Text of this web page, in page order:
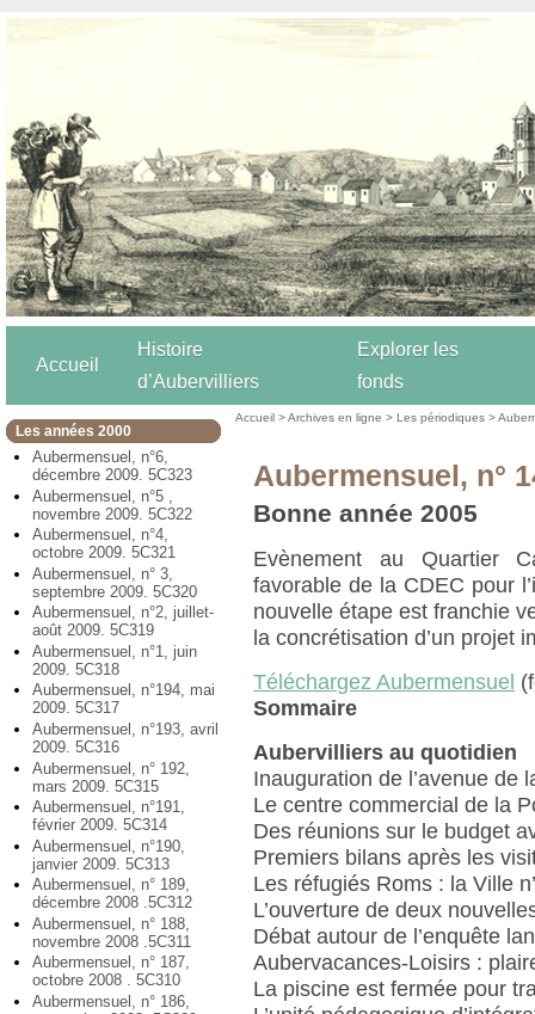
Accueil
Histoire
d’Aubervilliers
Explorer les
fonds
Les années 2000
Aubermensuel, n°6,
décembre 2009. 5C323
Aubermensuel, n°5 ,
novembre 2009. 5C322
Aubermensuel, n°4,
octobre 2009. 5C321
Aubermensuel, n° 3,
septembre 2009. 5C320
Aubermensuel, n°2, juillet-
août 2009. 5C319
Aubermensuel, n°1, juin
2009. 5C318
Aubermensuel, n°194, mai
2009. 5C317
Aubermensuel, n°193, avril
2009. 5C316
Aubermensuel, n° 192,
mars 2009. 5C315
Aubermensuel, n°191,
février 2009. 5C314
Aubermensuel, n°190,
janvier 2009. 5C313
Aubermensuel, n° 189,
décembre 2008 .5C312
Aubermensuel, n° 188,
novembre 2008 .5C311
Aubermensuel, n° 187,
octobre 2008 . 5C310
Aubermensuel, n° 186,
Accueil >Archives en ligne >Les périodiques >
Aubermensuel, n°
Bonne année 2005
Evènement au Quartier
favorable de la CDEC pour
nouvelle étape est franchie
la concrétisation d’un projet
Téléchargez Aubermensuel
Sommaire
Aubervilliers au quotidien
Inauguration de l’avenue de
Le centre commercial de la
Des réunions sur le budget
Premiers bilans après les
Les réfugiés Roms : la Ville
L’ouverture de deux
Débat autour de l’enquête
Aubervacances-Loisirs :
La piscine est fermée pour